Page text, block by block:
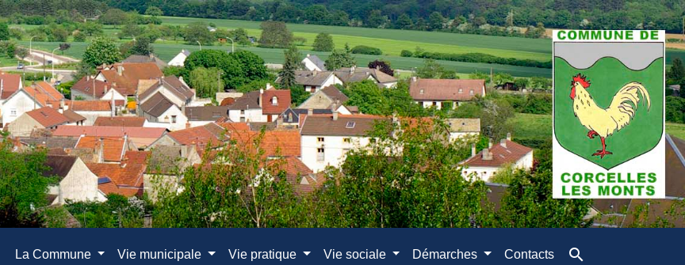
La Commune Vie municipale Vie pratique Vie sociale Démarches Contacts search